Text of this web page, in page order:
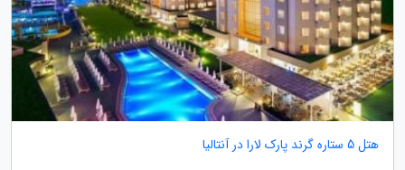
هتل 5 ستاره گرند پارک لارا در آنتالیا